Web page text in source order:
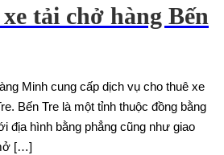
tải chở hàng Bến
Minh cung cấp dịch vụ cho thuê xe
Bến Tre là một tỉnh thuộc đồng bằng
địa hình bằng phẳng cũng như giao
[…]